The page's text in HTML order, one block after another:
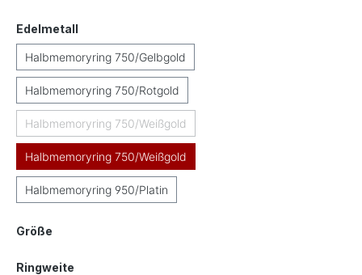
Edelmetall
Halbmemoryring 750/Gelbgold
Halbmemoryring 750/Rotgold
Halbmemoryring 750/Weißgold(Diese Option ist zurzeit nicht verfügbar.)
Halbmemoryring 750/Weißgold
Halbmemoryring 950/Platin
Größe
Ringweite